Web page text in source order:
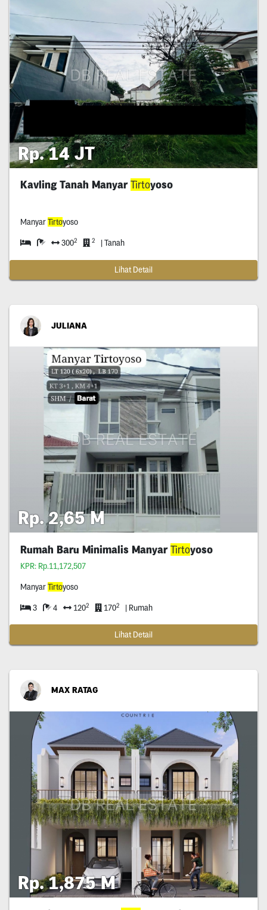
Rp. 14 JT
Kavling Tanah ManyarTirtoyoso
ManyarTirtoyoso
3002 2 | Tanah
Lihat Detail
JULIANA
Rp. 2,65 M
Rumah Baru Minimalis ManyarTirtoyoso
KPR: Rp.11,172,507
ManyarTirtoyoso
3 4 1202 1702 | Rumah
Lihat Detail
MAX RATAG
Rp. 1,875 M